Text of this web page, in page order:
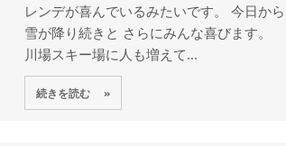
レンデが喜んでいるみたいです。 今日から
雪が降り続きと さらにみんな喜びます。
川場スキー場に人も増えて...
続きを読む »